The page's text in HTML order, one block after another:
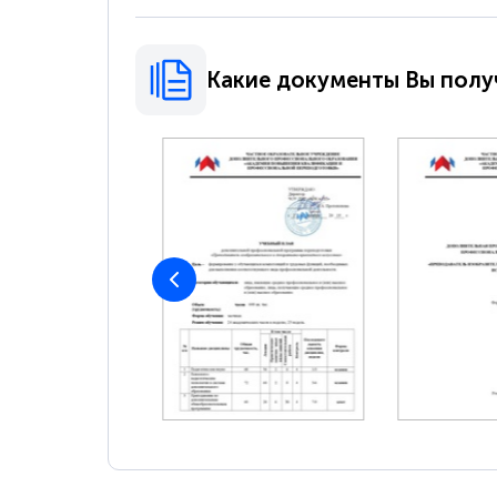
Какие документы Вы